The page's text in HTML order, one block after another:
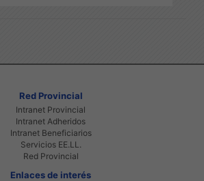
Red Provincial
Intranet Provincial
Intranet Adheridos
Intranet Beneficiarios
Servicios EE.LL.
Red Provincial
Enlaces de interés